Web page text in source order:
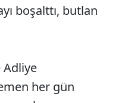
boşalttı, butlan
Adliye
her gün